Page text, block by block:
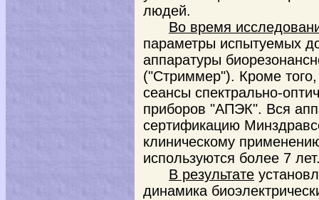
людей.
Во время
параметры испытуемых
аппаратуры
("Стриммер"). Кроме
сеансы спектрально-
приборов "АПЭК". Вся
сертификацию
клиническому
используются более 7
В результате
динамика